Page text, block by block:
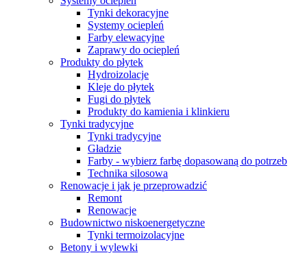
Tynki dekoracyjne
Systemy ociepleń
Farby elewacyjne
Zaprawy do ociepleń
Produkty do płytek
Hydroizolacje
Kleje do płytek
Fugi do płytek
Produkty do kamienia i klinkieru
Tynki tradycyjne
Tynki tradycyjne
Gładzie
Farby - wybierz farbę dopasowaną do potrzeb
Technika silosowa
Renowacje i jak je przeprowadzić
Remont
Renowacje
Budownictwo niskoenergetyczne
Tynki termoizolacyjne
Betony i wylewki